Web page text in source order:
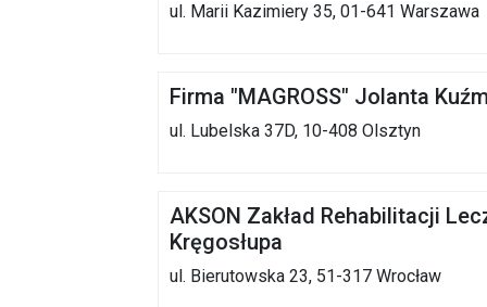
ul. Marii Kazimiery 35, 01-641 Warszawa
Firma "MAGROSS" Jolanta
ul. Lubelska 37D, 10-408 Olsztyn
AKSON Zakład Rehabilitacji
Kręgosłupa
ul. Bierutowska 23, 51-317 Wrocław